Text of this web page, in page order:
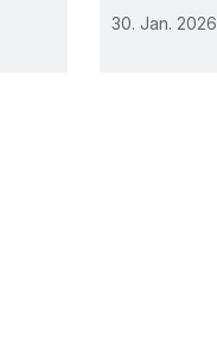
30. Jan. 2026